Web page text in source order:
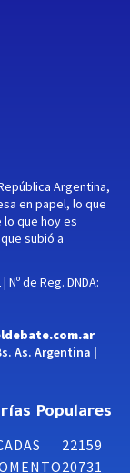
Argentina,
en papel, lo que
que hoy es
subió a
Nº de Reg. DNDA:
As. Argentina |
Populares
22159
20731